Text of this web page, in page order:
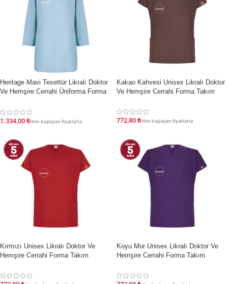
İndirim
Heritage Mavi Tesettür Likralı Doktor
Ve Hemşire Cerrahi Üniforma Forma
1.334,00₺'den başlayan fiyatlarla
İndirim
Kakao Kahvesi Unisex Likralı Doktor
Ve Hemşire Cerrahi Forma Takım
772,80₺'den başlayan fiyatlarla
İndirim
Kırmızı Unisex Likralı Doktor Ve
Hemşire Cerrahi Forma Takım
İndirim
Koyu Mor Unisex Likralı Doktor Ve
Hemşire Cerrahi Forma Takım